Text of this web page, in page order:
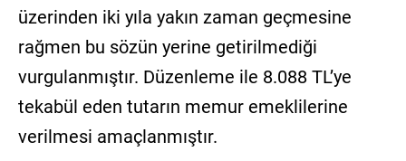
üzerinden iki yıla yakın zaman geçmesine
rağmen bu sözün yerine getirilmediği
vurgulanmıştır. Düzenleme ile 8.088 TL’ye
tekabül eden tutarın memur emeklilerine
verilmesi amaçlanmıştır.